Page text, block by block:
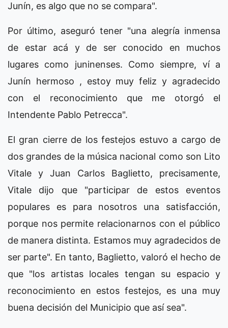
Junín, es algo que no se compara".
Por último, aseguró tener "una alegría inmensa
de estar acá y de ser conocido en muchos
lugares como juninenses. Como siempre, ví a
Junín hermoso , estoy muy feliz y agradecido
con el reconocimiento que me otorgó el
Intendente Pablo Petrecca".
El gran cierre de los festejos estuvo a cargo de
dos grandes de la música nacional como son Lito
Vitale y Juan Carlos Baglietto, precisamente,
Vitale dijo que "participar de estos eventos
populares es para nosotros una satisfacción,
porque nos permite relacionarnos con el público
de manera distinta. Estamos muy agradecidos de
ser parte". En tanto, Baglietto, valoró el hecho de
que "los artistas locales tengan su espacio y
reconocimiento en estos festejos, es una muy
buena decisión del Municipio que así sea".